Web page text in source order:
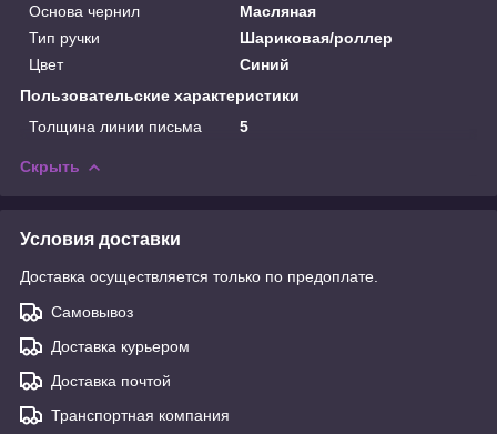
Основа чернил
Масляная
Тип ручки
Шариковая/роллер
Цвет
Синий
Пользовательские характеристики
Толщина линии письма
5
Скрыть
Условия доставки
Доставка осуществляется только по предоплате.
Самовывоз
Доставка курьером
Доставка почтой
Транспортная компания